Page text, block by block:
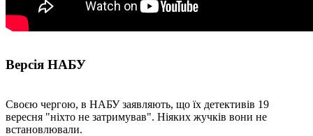
Версія НАБУ
Своєю чергою, в НАБУ заявляють, що їх детективів 19
вересня "ніхто не затримував". Ніяких жучків вони не
встановлювали.